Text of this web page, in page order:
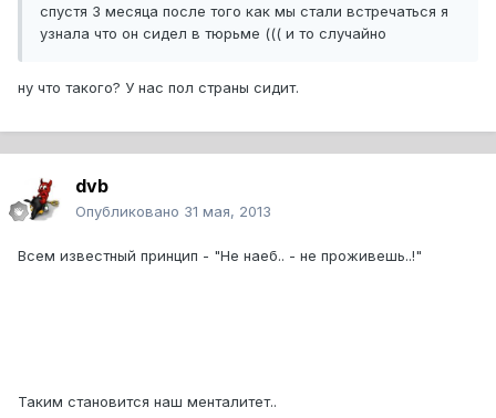
спустя 3 месяца после того как мы стали встречаться я
узнала что он сидел в тюрьме ((( и то случайно
ну что такого? У нас пол страны сидит.
dvb
Опубликовано 31 мая, 2013
Всем известный принцип - "Не наеб.. - не проживешь..!"
Таким становится наш менталитет..